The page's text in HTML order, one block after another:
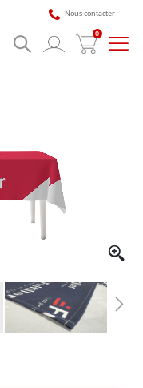
Nous contacter
0